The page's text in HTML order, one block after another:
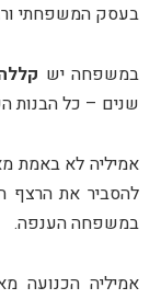
בעסק המשפחתי
במשפחה יש
שנים – כל הבנות
אמיליה לא באמת
להסביר את הרצף
במשפחה הענפה.
אמיליה הכנועה